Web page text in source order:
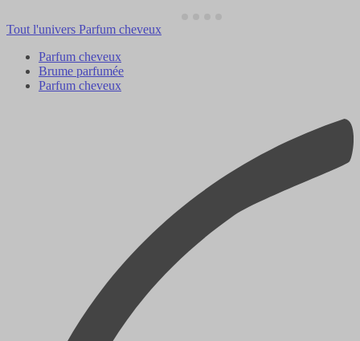
Tout l'univers Parfum cheveux
Parfum cheveux
Brume parfumée
Parfum cheveux